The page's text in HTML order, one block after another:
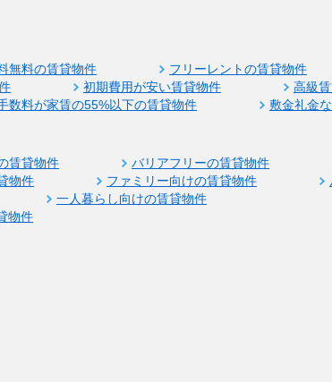
無料の賃貸物件
フリーレントの賃貸物件
初期費用が安い賃貸物件
高級
数料が家賃の55%以下の賃貸物件 敷金礼金
賃貸物件
バリアフリーの賃貸物件
物件 ファミリー向けの賃貸物件
一人暮らし向けの賃貸物件
物件